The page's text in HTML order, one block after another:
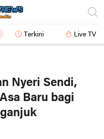
Terkini Live TV
Nyeri Sendi,
Baru bagi